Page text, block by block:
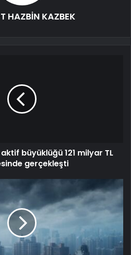
HAZBİN KAZBEK
büyüklüğü 121 milyar TL
gerçekleşti